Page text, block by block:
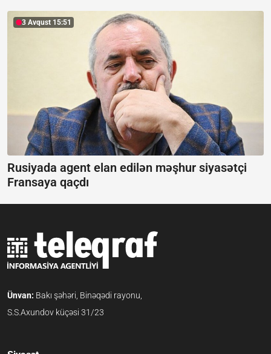
3 Avqust 15:51
Rusiyada agent elan edilən məşhur siyasətçi
Fransaya qaçdı
Ünvan: Bakı şəhəri, Binəqədi rayonu,
S.S.Axundov küçəsi 31/23